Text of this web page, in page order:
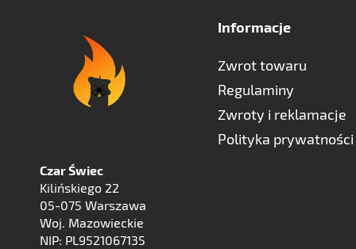
Informacje
Zwrot towaru
Regulaminy
Zwroty i reklamacje
Polityka prywatności
Czar Świec
Kilińskiego 22
05-075 Warszawa
Woj. Mazowieckie
NIP: PL9521067135